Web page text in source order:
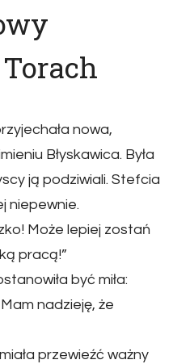
nowa,
Błyskawica. Była
ją podziwiali. Stefcia
niepewnie.
Może lepiej zostań
pracą!”
być miła:
nadzieję, że
przewieźć ważny